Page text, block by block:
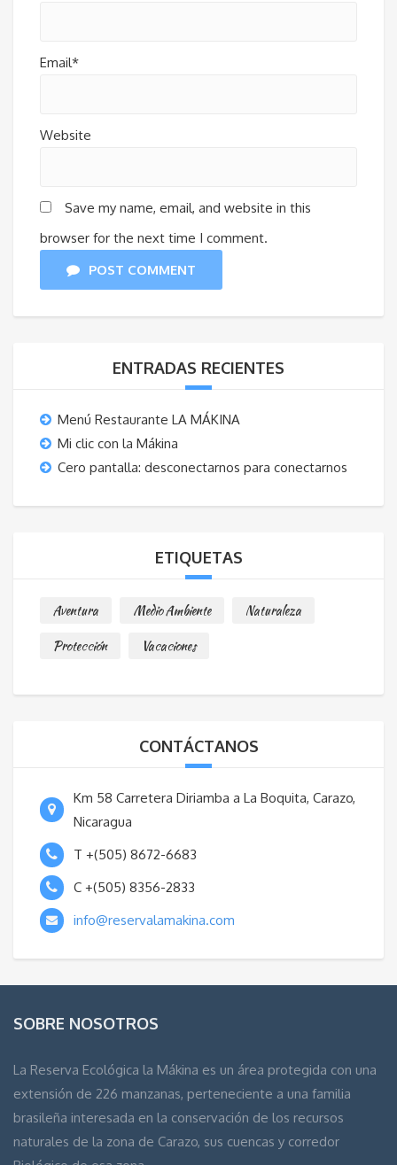
Email*
Website
Save my name, email, and website in this
browser for the next time I comment.
POST COMMENT
ENTRADAS RECIENTES
Menú Restaurante LA MÁKINA
Mi clic con la Mákina
Cero pantalla: desconectarnos para conectarnos
ETIQUETAS
Aventura Medio Ambiente
Naturaleza
Protección
Vacaciones
CONTÁCTANOS
Km 58 Carretera Diriamba a La Boquita, Carazo,
Nicaragua
T +(505) 8672-6683
C +(505) 8356-2833
info@reservalamakina.com
SOBRE NOSOTROS
La Reserva Ecológica la Mákina es un área protegida con una
extensión de 226 manzanas, perteneciente a una familia
brasileña interesada en la conservación de los recursos
naturales de la zona de Carazo, sus cuencas y corredor